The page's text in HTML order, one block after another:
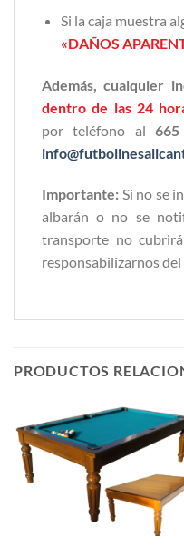
Si la caja muestra
«DAÑOS
Además, cualquier
dentro de las 24
por teléfono al
Importante: Si no se
albarán o no se
transporte no
responsabilizarnos
PRODUCTOS